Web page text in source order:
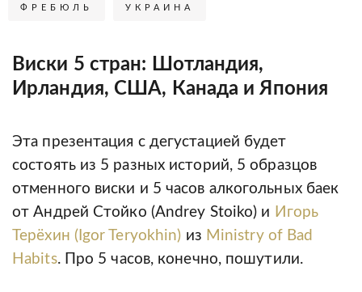
ФРЕБЮЛЬ УКРАИНА
Виски 5 стран: Шотландия,
Ирландия, США, Канада и Япония
Эта презентация с дегустацией будет
состоять из 5 разных историй, 5 образцов
отменного виски и 5 часов алкогольных баек
от Андрей Стойко (Andrey Stoiko) и Игорь
Терёхин (Igor Teryokhin) из Ministry of Bad
Habits. Про 5 часов, конечно, пошутили.